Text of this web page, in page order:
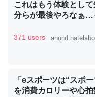
昆虫ってカルシウム少
コオロギのカルシウム
これはもう体験とし
分らが最後やろなぁ…
371 users
「eスポーツは“スポー
を消費カロリーや心